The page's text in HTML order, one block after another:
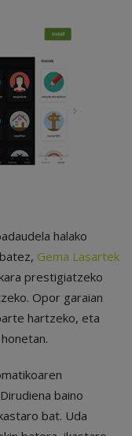
halako
Gema Lasartek
prestigiatzeko
Opor garaian
hartzeko, eta
Dirudiena baino
bat. Uda